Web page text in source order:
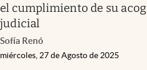
el cumplimiento de su
judicial
Sofía Renó
miércoles, 27 de Agosto de 2025